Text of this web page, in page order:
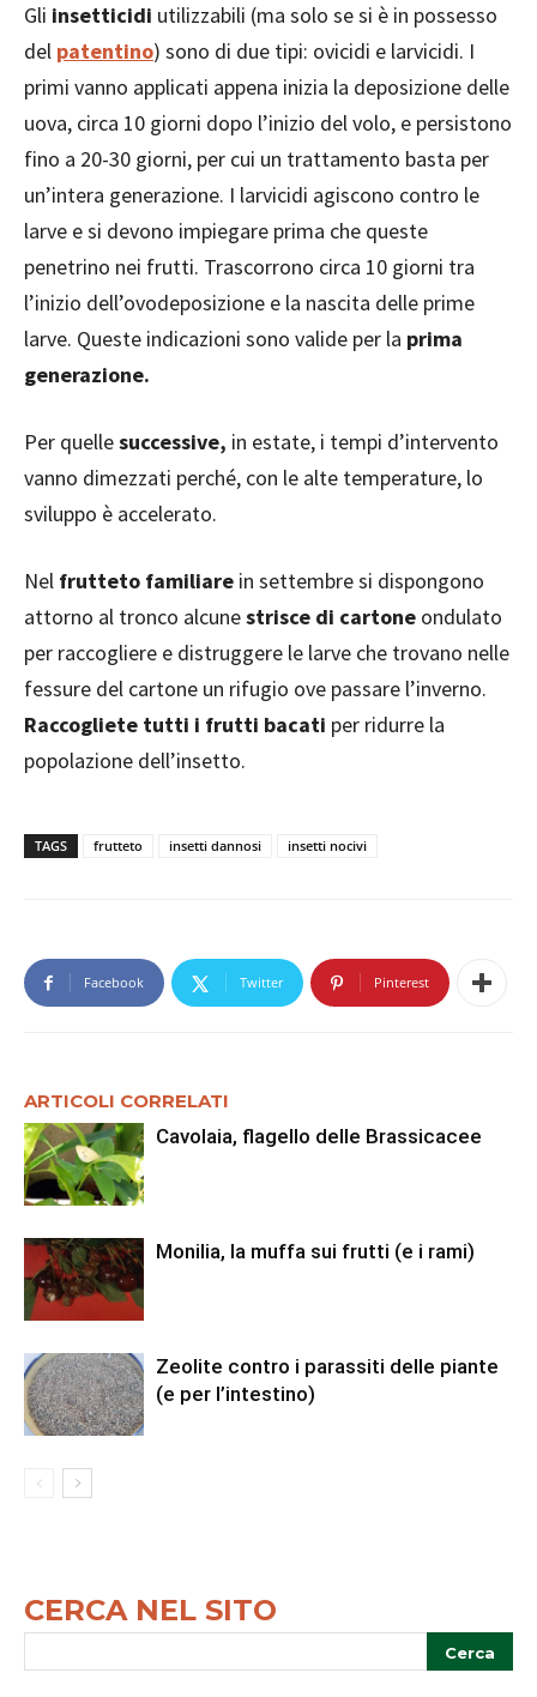
Gli insetticidi utilizzabili (ma solo se si è in possesso
del patentino) sono di due tipi: ovicidi e larvicidi. I
primi vanno applicati appena inizia la deposizione delle
uova, circa 10 giorni dopo l’inizio del volo, e persistono
fino a 20-30 giorni, per cui un trattamento basta per
un’intera generazione. I larvicidi agiscono contro le
larve e si devono impiegare prima che queste
penetrino nei frutti. Trascorrono circa 10 giorni tra
l’inizio dell’ovodeposizione e la nascita delle prime
larve. Queste indicazioni sono valide per la prima
generazione.
Per quellesuccessive, in estate, i tempi d’intervento
vanno dimezzati perché, con le alte temperature, lo
sviluppo è accelerato.
Nel frutteto familiare in settembre si dispongono
attorno al tronco alcunestrisce di cartone ondulato
per raccogliere e distruggere le larve che trovano nelle
fessure del cartone un rifugio ove passare l’inverno.
Raccogliete tutti i frutti bacati per ridurre la
popolazione dell’insetto.
TAGS frutteto insetti dannosi insetti nocivi
Facebook Twitter Pinterest
ARTICOLI CORRELATI
Cavolaia, flagello delle Brassicacee
Monilia, la muffa sui frutti (e i rami)
Zeolite contro i parassiti delle piante
(e per l’intestino)
CERCA NEL SITO